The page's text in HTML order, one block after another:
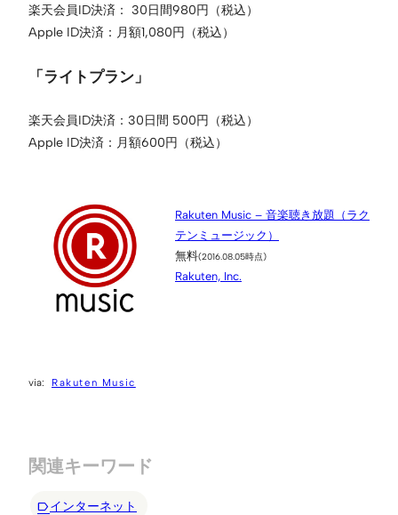
楽天会員ID決済： 30日間980円（税込）
Apple ID決済：月額1,080円（税込）
「ライトプラン」
楽天会員ID決済：30日間 500円（税込）
Apple ID決済：月額600円（税込）
Rakuten Music – 音楽聴き放題（ラク
テンミュージック）
無料(2016.08.05時点)
Rakuten, Inc.
Rakuten Music
関連キーワード
インターネット